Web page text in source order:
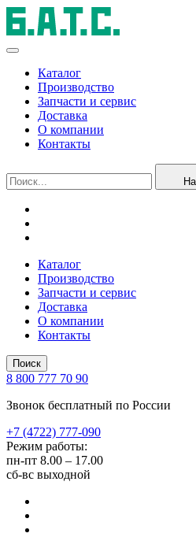
Каталог
Производство
Запчасти и сервис
Доставка
О компании
Контакты
Каталог
Производство
Запчасти и сервис
Доставка
О компании
Контакты
Поиск
8 800 777 70 90
Звонок бесплатный по России
+7 (4722) 777-090
Режим работы:
пн-пт 8.00 – 17.00
сб-вс выходной